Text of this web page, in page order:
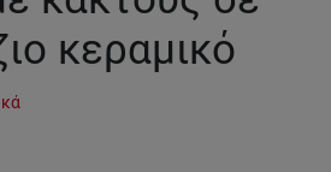
κεραμικό